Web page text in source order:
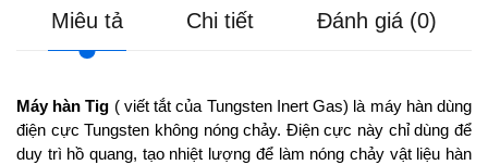
Miêu tả Chi tiết Đánh giá (0)
Máy hàn Tig ( viết tắt của Tungsten Inert Gas) là máy hàn dùng
điện cực Tungsten không nóng chảy. Điện cực này chỉ dùng để
duy trì hồ quang, tạo nhiệt lượng để làm nóng chảy vật liệu hàn